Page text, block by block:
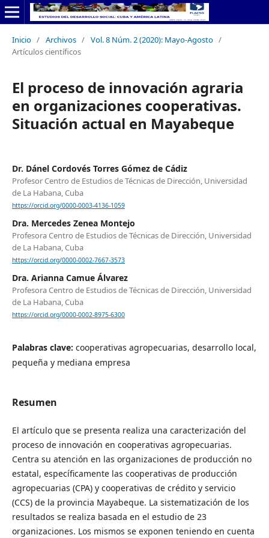
Inicio / Archivos / Vol. 8 Núm. 2 (2020): Mayo-Agosto /
Artículos científicos
El proceso de innovación agraria
en organizaciones cooperativas.
Situación actual en Mayabeque
Dr. Dánel Cordovés Torres Gómez de Cádiz
Profesor Centro de Estudios de Técnicas de Dirección, Universidad
de La Habana, Cuba
https://orcid.org/0000-0003-4136-1059
Dra. Mercedes Zenea Montejo
Profesora Centro de Estudios de Técnicas de Dirección, Universidad
de La Habana, Cuba
https://orcid.org/0000-0002-7667-3573
Dra. Arianna Camue Álvarez
Profesora Centro de Estudios de Técnicas de Dirección, Universidad
de La Habana, Cuba
https://orcid.org/0000-0002-8975-6300
Palabras clave: cooperativas agropecuarias, desarrollo local,
pequeña y mediana empresa
Resumen
El artículo que se presenta realiza una caracterización del
proceso de innovación en cooperativas agropecuarias.
Centra su atención en las organizaciones de producción no
estatal, específicamente las cooperativas de producción
agropecuarias (CPA) y cooperativas de crédito y servicio
(CCS) de la provincia Mayabeque. La sistematización de los
resultados se realiza basada en el estudio de 23
organizaciones. Los mismos se exponen teniendo en cuenta